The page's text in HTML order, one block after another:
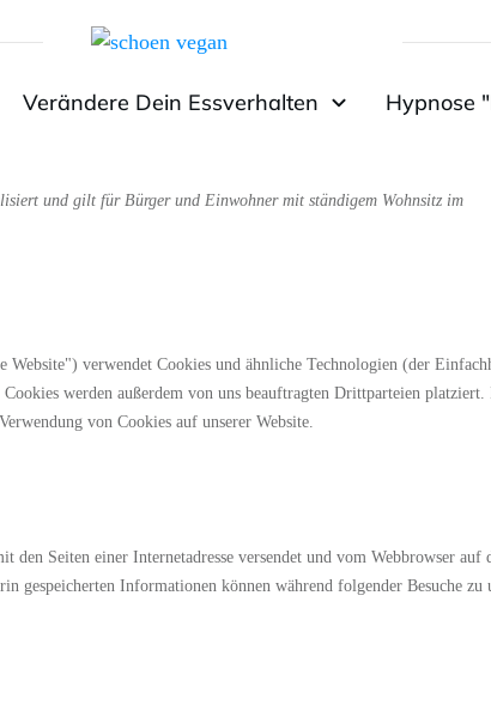
Verändere Dein Essverhalten Hypnose
und gilt für Bürger und Einwohner mit ständigem Wohnsitz im
Website") verwendet Cookies und ähnliche Technologien (der
werden außerdem von uns beauftragten Drittparteien platziert.
von Cookies auf unserer Website.
Seiten einer Internetadresse versendet und vom Webbrowser auf
gespeicherten Informationen können während folgender Besuche zu